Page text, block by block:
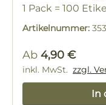
1 Pack = 100
Artikelnummer:
Regulärer Preis:
Ab 4,90 €
inkl. MwSt. zzgl.
In